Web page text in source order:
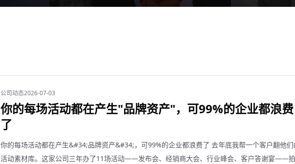
公司动态2026-07-03
你的每场活动都在产生"品牌资产"，可99%的企业都浪费
了
你的每场活动都在产生&#34;品牌资产&#34;，可99%的企业都浪费了 去年底我帮一个客户翻他们
活动素材库。这家公司三年办了11场活动——发布会、经销商大会、行业峰会、客户答谢宴——拍